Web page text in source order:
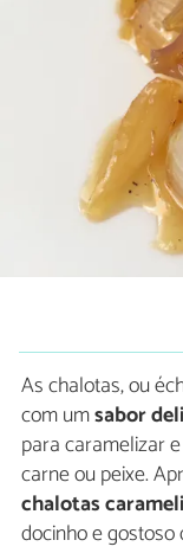
As chalotas, ou
com umsabor
para caramelizar
carne ou peixe.
chalotas
docinho e